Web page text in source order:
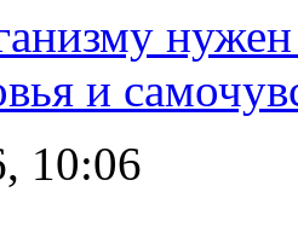
и
10:06